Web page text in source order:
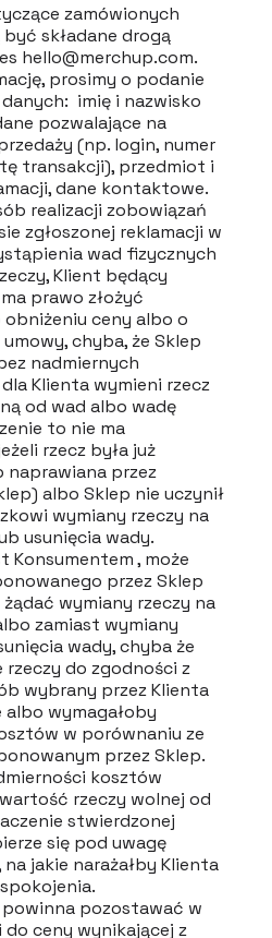
zamówionych
składane drogą
hello@merchup.com.
prosimy o podanie
imię i nazwisko
pozwalające na
(np. login, numer
transakcji), przedmiot i
dane kontaktowe.
realizacji zobowiązań
zgłoszonej reklamacji w
wad fizycznych
Klient będący
prawo złożyć
ceny albo o
chyba, że Sklep
nadmiernych
Klienta wymieni rzecz
od wad albo wadę
to nie ma
rzecz była już
naprawiana przez
albo Sklep nie uczynił
wymiany rzeczy na
usunięcia wady.
Konsumentem , może
przez Sklep
wymiany rzeczy na
zamiast wymiany
wady, chyba że
do zgodności z
wybrany przez Klienta
wymagałoby
w porównaniu ze
przez Sklep.
kosztów
rzeczy wolnej od
stwierdzonej
się pod uwagę
jakie narażałby Klienta
pozostawać w
ceny wynikającej z